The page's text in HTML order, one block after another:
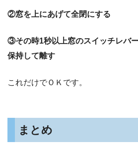
②窓を上にあげて全閉にする
③その時1秒以上窓のスイッチレバ
保持して離す
これだけでＯＫです。
まとめ